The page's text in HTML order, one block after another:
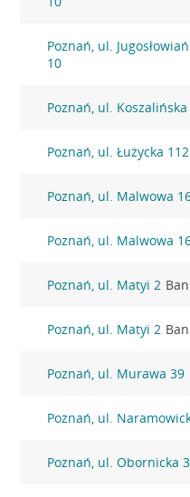
Poznań, ul.
10
Poznań, ul. Koszalińska
Poznań, ul. Łużycka 112
Poznań, ul. Malwowa
Poznań, ul. Malwowa
Poznań, ul. Matyi 2
Poznań, ul. Matyi 2
Poznań, ul. Murawa 39
Poznań, ul.
Poznań, ul. Obornicka